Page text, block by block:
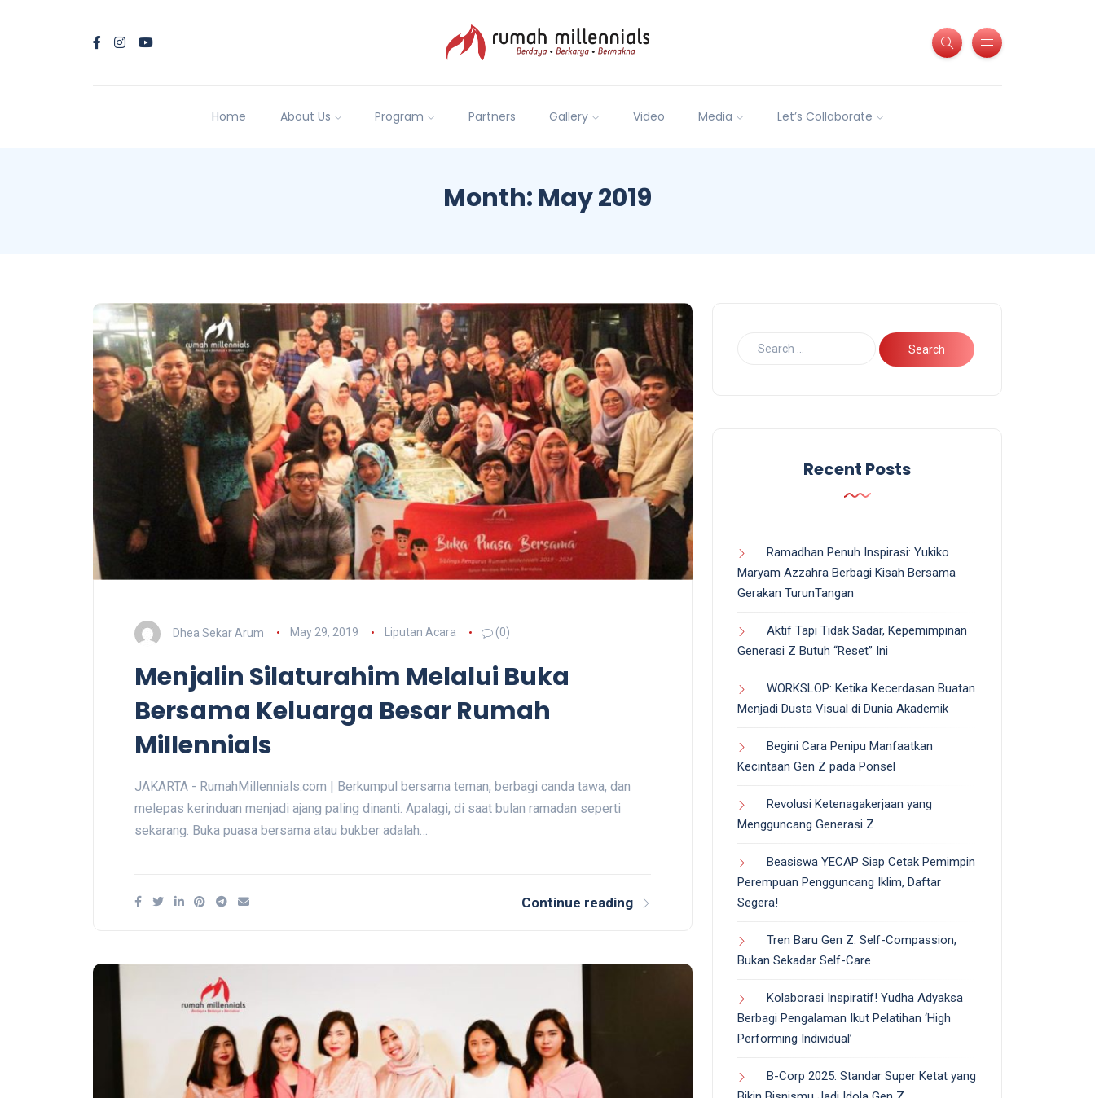
Home About Us Program Partners Gallery Video Media Let’s Collaborate
Month: May 2019
Dhea Sekar Arum May 29, 2019 Liputan Acara (0)
Menjalin Silaturahim Melalui Buka
Bersama Keluarga Besar Rumah
Millennials
JAKARTA - RumahMillennials.com | Berkumpul bersama teman, berbagi canda tawa, dan
melepas kerinduan menjadi ajang paling dinanti. Apalagi, di saat bulan ramadan seperti
sekarang. Buka puasa bersama atau bukber adalah…
Continue reading
Recent Posts
Ramadhan Penuh Inspirasi: Yukiko
Maryam Azzahra Berbagi Kisah Bersama
Gerakan TurunTangan
Aktif Tapi Tidak Sadar, Kepemimpinan
Generasi Z Butuh “Reset” Ini
WORKSLOP: Ketika Kecerdasan Buatan
Menjadi Dusta Visual di Dunia Akademik
Begini Cara Penipu Manfaatkan
Kecintaan Gen Z pada Ponsel
Revolusi Ketenagakerjaan yang
Mengguncang Generasi Z
Beasiswa YECAP Siap Cetak Pemimpin
Perempuan Pengguncang Iklim, Daftar
Segera!
Tren Baru Gen Z: Self-Compassion,
Bukan Sekadar Self-Care
Kolaborasi Inspiratif! Yudha Adyaksa
Berbagi Pengalaman Ikut Pelatihan ‘High
Performing Individual’
B-Corp 2025: Standar Super Ketat yang